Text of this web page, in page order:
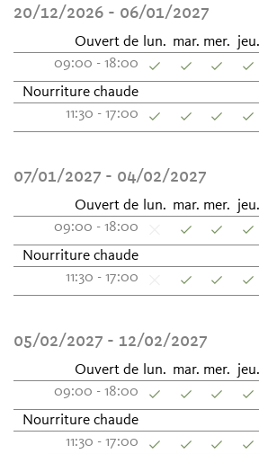
20/12/2026 - 06/01/2027
Ouvert de lun. mar. mer. jeu.
09:00 - 18:00
Nourriture chaude
11:30 - 17:00
07/01/2027 - 04/02/2027
Ouvert de lun. mar. mer. jeu.
09:00 - 18:00
Nourriture chaude
11:30 - 17:00
05/02/2027 - 12/02/2027
Ouvert de lun. mar. mer. jeu.
09:00 - 18:00
Nourriture chaude
11:30 - 17:00